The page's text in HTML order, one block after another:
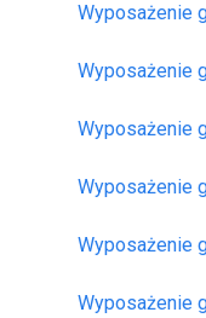
Wyposażenie
Wyposażenie
Wyposażenie
Wyposażenie
Wyposażenie
Wyposażenie